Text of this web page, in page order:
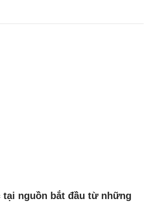
tại nguồn bắt đầu từ những